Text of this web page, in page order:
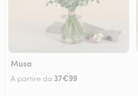
Musa
A partire da 37€99